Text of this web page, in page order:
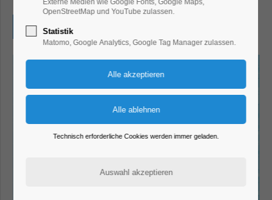
Eintritt frei
Externe Medien wie Google Fonts, Google Maps,
OpenStreetMap und YouTube zulassen.
Statistik
Matomo, Google Analytics, Google Tag Manager zulassen.
Technisch erforderliche Cookies werden immer geladen.